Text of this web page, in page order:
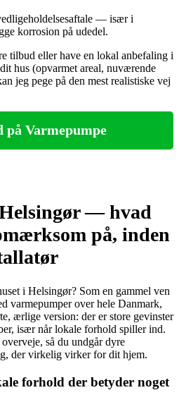
— især i
korrosion på udedel.
tilbud eller have en lokal anbefaling i
hus (opvarmet areal, nuværende
jeg pege på den mest realistiske vej
på Varmepumpe
— hvad
på, inden
i Helsingør? Som en gammel ven
varmepumper over hele Danmark,
ærlige version: der er store gevinster
især når lokale forhold spiller ind.
så du undgår dyre
der virkelig virker for dit hjem.
forhold der betyder noget